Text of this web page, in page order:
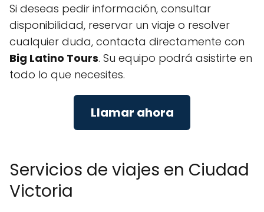
Si deseas pedir información, consultar
disponibilidad, reservar un viaje o resolver
cualquier duda, contacta directamente con
Big Latino Tours. Su equipo podrá asistirte en
todo lo que necesites.
Llamar ahora
Servicios de viajes en Ciudad
Victoria